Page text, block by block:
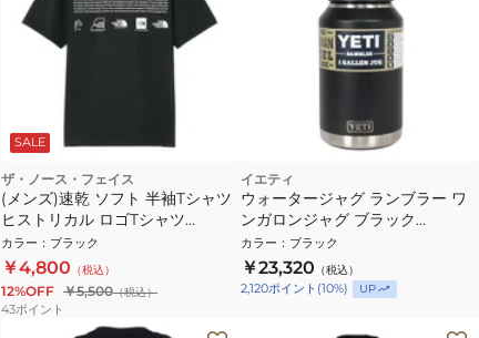
SALE
ザ・ノース・フェイス
(メンズ)速乾 ソフト 半袖Tシャツ
ヒストリカル ロゴTシャツ
NT32407 K
カラー ： ブラック
￥4,800 （税込）
12%OFF ￥5,500（税込）
43ポイント
イエティ
ウォータージャグ ランブラー ワ
ンガロンジャグ ブラック
80171131001000
カラー ： ブラック
￥23,320 （税込）
2,120ポイント (10%) UP